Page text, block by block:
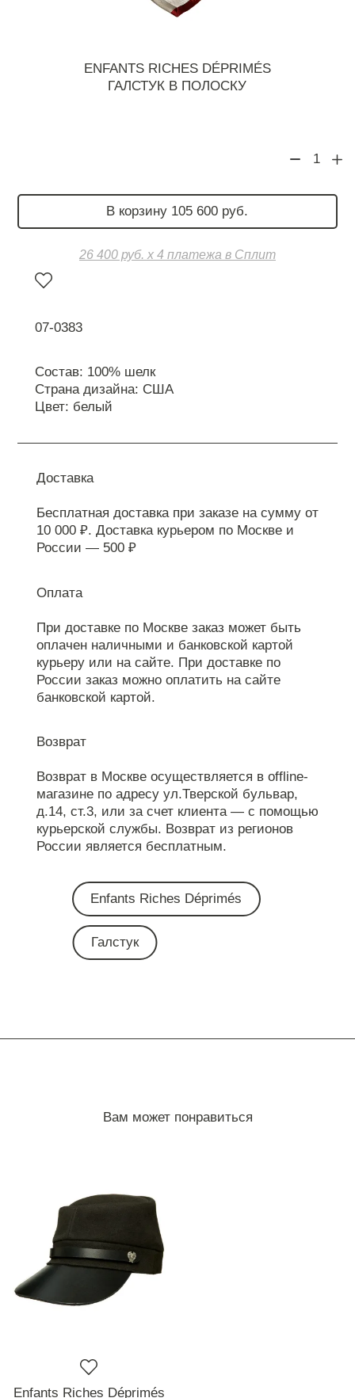
ENFANTS RICHES DÉPRIMÉS
ГАЛСТУК В ПОЛОСКУ
1
В корзину 105 600 руб.
26 400 руб. х 4 платежа в Сплит
07-0383
Состав: 100% шелк
Страна дизайна: США
Цвет: белый
Доставка
Бесплатная доставка при заказе на сумму от
10 000 ₽. Доставка курьером по Москве и
России — 500 ₽
Оплата
При доставке по Москве заказ может быть
оплачен наличными и банковской картой
курьеру или на сайте. При доставке по
России заказ можно оплатить на сайте
банковской картой.
Возврат
Возврат в Москве осуществляется в offline-
магазине по адресу ул.Тверской бульвар,
д.14, ст.3, или за счет клиента — с помощью
курьерской службы. Возврат из регионов
России является бесплатным.
Enfants Riches Déprimés
Галстук
Вам может понравиться
Enfants Riches Déprimés